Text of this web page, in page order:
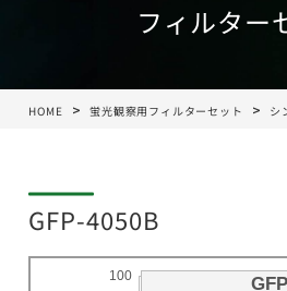
フィルター
HOME 蛍光観察用フィルターセット シ
GFP-4050B